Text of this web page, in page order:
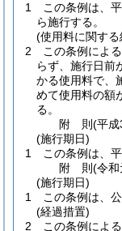
1
この条例は、
ら施行する。
(使用料に関す
2
この条例によ
らず、施行日前
かる使用料で、
めて使用料の額
る。
附 則(平
(施行期日)
1
この条例は、
附 則(令
(施行期日)
1
この条例は、
(経過措置)
2
この条例によ